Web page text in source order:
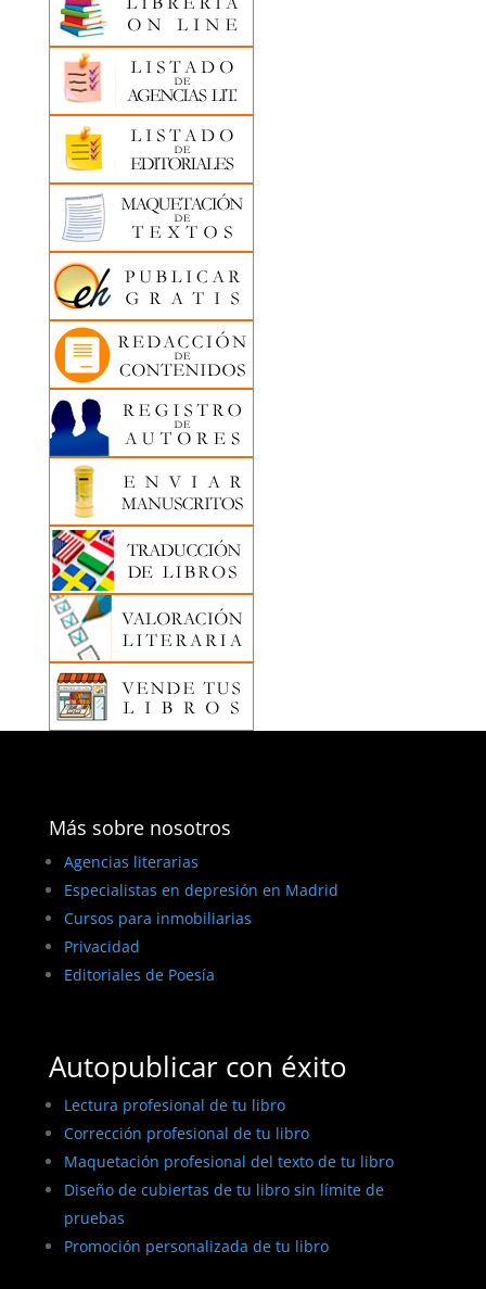
Más sobre nosotros
Agencias literarias
Especialistas en depresión en Madrid
Cursos para inmobiliarias
Privacidad
Editoriales de Poesía
Autopublicar con éxito
Lectura profesional de tu libro
Corrección profesional de tu libro
Maquetación profesional del texto de tu libro
Diseño de cubiertas de tu libro sin límite de
pruebas
Promoción personalizada de tu libro